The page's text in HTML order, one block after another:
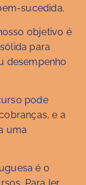
sucedida.
objetivo é
para
desempenho
pode
e a
uma
é o